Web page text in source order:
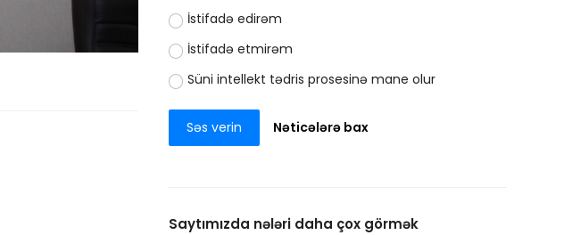
İstifadə edirəm
İstifadə etmirəm
Süni intellekt tədris prosesinə mane olur
Səs verin Nəticələrə bax
Saytımızda nələri daha çox görmək